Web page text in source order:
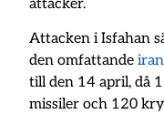
attacker.
Attacken i Isfahan
den omfattande
till den 14 april, då
missiler och 120